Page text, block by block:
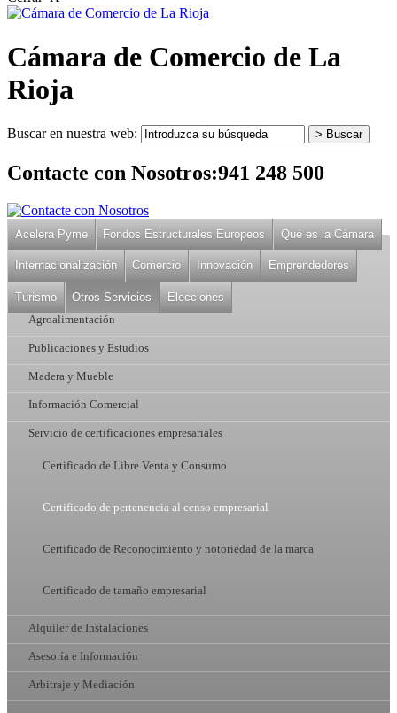
Cámara de Comercio de La
Rioja
Buscar en nuestra web:
Contacte con Nosotros:941 248 500
Acelera Pyme Fondos Estructurales Europeos Qué es la Cámara
Internacionalización Comercio Innovación Emprendedores
Turismo Otros Servicios Elecciones
Otros Servicios
Agroalimentación
Publicaciones y Estudios
Madera y Mueble
Información Comercial
Servicio de certificaciones empresariales
Certificado de Libre Venta y Consumo
Certificado de pertenencia al censo empresarial
Certificado de Reconocimiento y notoriedad de la marca
Certificado de tamaño empresarial
Alquiler de Instalaciones
Asesoría e Información
Arbitraje y Mediación